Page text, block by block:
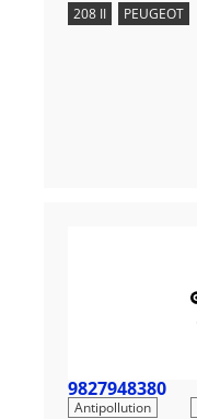
208 II
PEUGEOT
9827948380
Antipollution